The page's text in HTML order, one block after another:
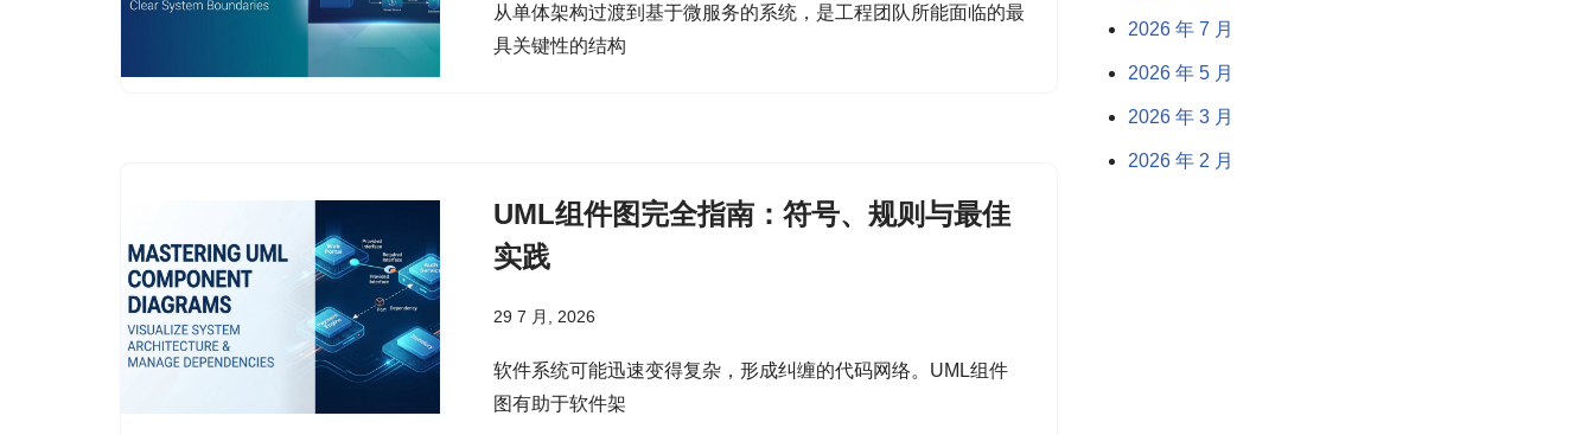
从单体架构过渡到基于微服务的系统，是工程团队所能面临的最
具关键性的结构
UML组件图完全指南：符号、规则与最佳
实践
29 7 月, 2026
软件系统可能迅速变得复杂，形成纠缠的代码网络。UML组件
图有助于软件架
2026 年 7 月
2026 年 5 月
2026 年 3 月
2026 年 2 月